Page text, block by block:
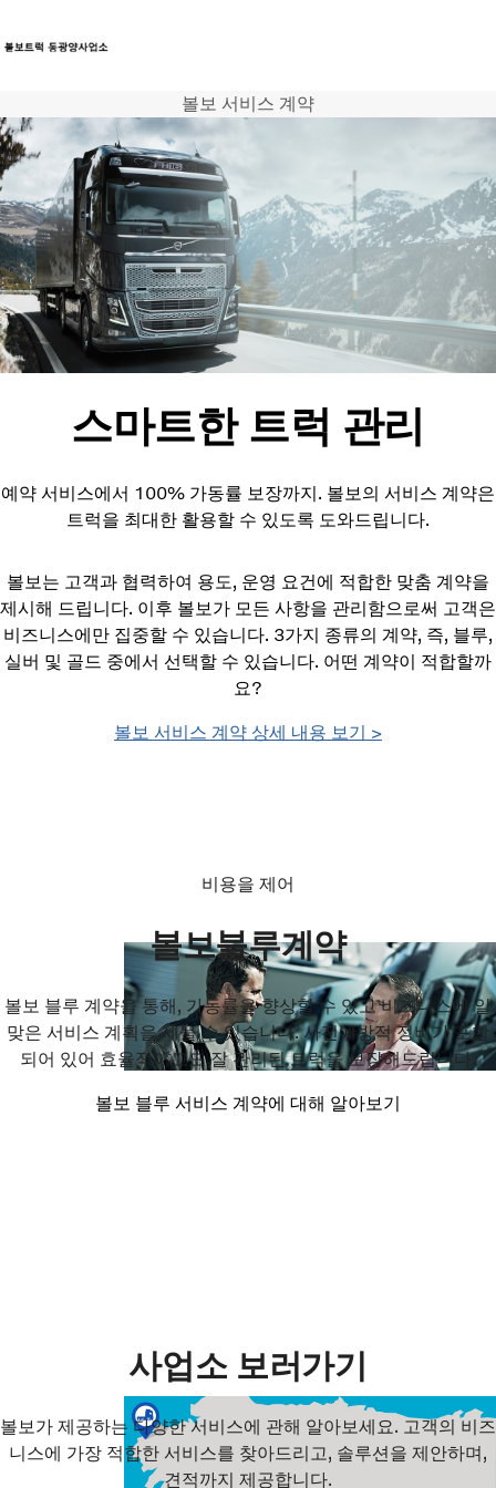
트럭
서비스
뉴스
연락처
볼보 서비스 계약
스마트한 트럭 관리
예약 서비스에서 100% 가동률 보장까지. 볼보의 서비스 계약은
트럭을 최대한 활용할 수 있도록 도와드립니다.
볼보는 고객과 협력하여 용도, 운영 요건에 적합한 맞춤 계약을
제시해 드립니다. 이후 볼보가 모든 사항을 관리함으로써 고객은
비즈니스에만 집중할 수 있습니다. 3가지 종류의 계약, 즉, 블루,
실버 및 골드 중에서 선택할 수 있습니다. 어떤 계약이 적합할까
요?
볼보 서비스 계약 상세 내용 보기 >
비용을 제어
볼보블루계약
볼보 블루 계약을 통해, 가동률을 향상할 수 있고 비즈니스에 알
맞은 서비스 계획을 세울 수 있습니다. 사전예방적 정비가 포함
되어 있어 효율적이고도 잘 관리된 트럭을 보장해드립니다.
볼보 블루 서비스 계약에 대해 알아보기
사업소 보러가기
볼보가 제공하는 다양한 서비스에 관해 알아보세요. 고객의 비즈
니스에 가장 적합한 서비스를 찾아드리고, 솔루션을 제안하며,
견적까지 제공합니다.